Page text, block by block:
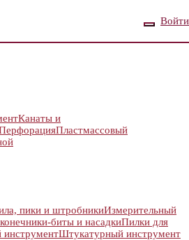
Войти
Канаты и
Пластмассовый
пики и штробникиИзмерительный
биты и насадкиПилки для
инструментШтукатурный инструмент